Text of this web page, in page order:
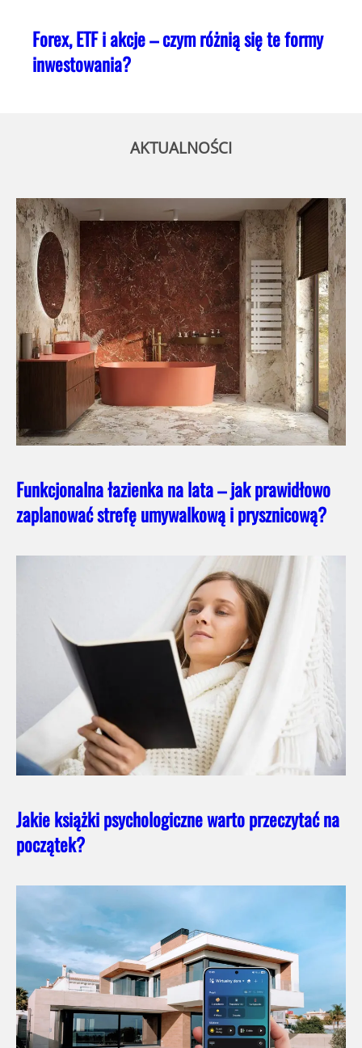
Forex, ETF i akcje – czym różnią się te formy
inwestowania?
AKTUALNOŚCI
Funkcjonalna łazienka na lata – jak prawidłowo
zaplanować strefę umywalkową i prysznicową?
Jakie książki psychologiczne warto przeczytać na
początek?